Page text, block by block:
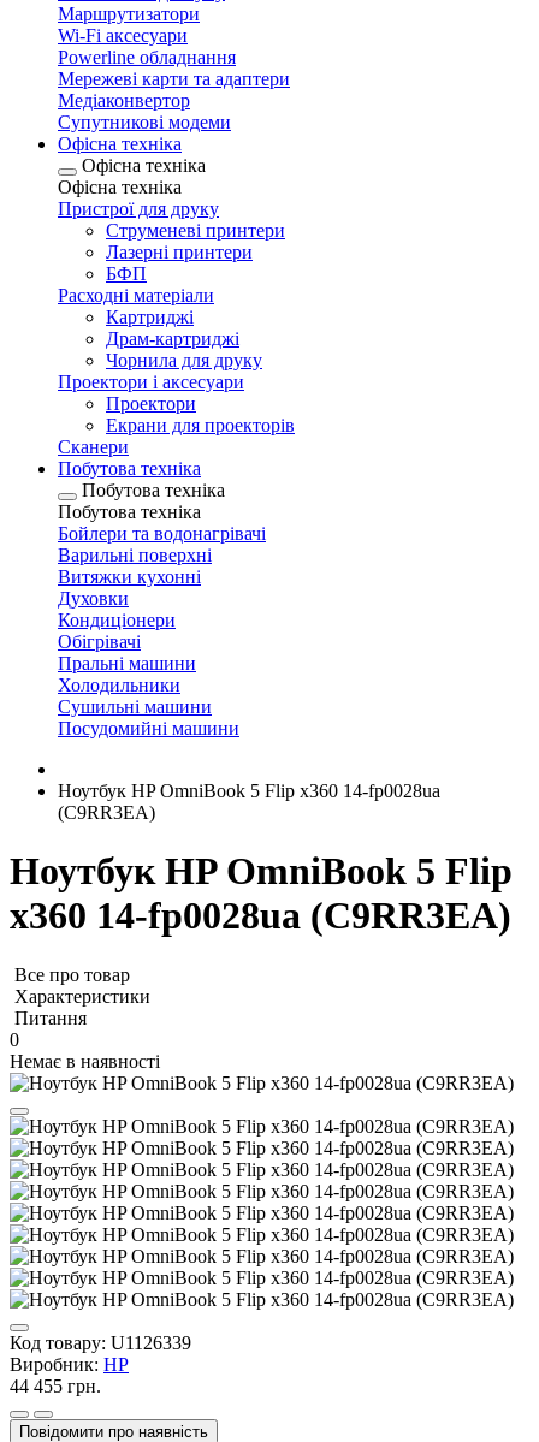
Маршрутизатори
Wi-Fi аксесуари
Рowerline обладнання
Мережеві карти та адаптери
Медіаконвертор
Супутникові модеми
Офісна техніка
Офісна техніка
Офісна техніка
Пристрої для друку
Струменеві принтери
Лазерні принтери
БФП
Расходні матеріали
Картриджі
Драм-картриджі
Чорнила для друку
Проектори і аксесуари
Проектори
Екрани для проекторів
Сканери
Побутова техніка
Побутова техніка
Побутова техніка
Бойлери та водонагрівачі
Варильні поверхні
Витяжки кухонні
Духовки
Кондиціонери
Обігрівачі
Пральні машини
Холодильники
Сушильні машини
Посудомийні машини
Ноутбук HP OmniBook 5 Flip x360 14-fp0028ua
(C9RR3EA)
Ноутбук HP OmniBook 5 Flip
x360 14-fp0028ua (C9RR3EA)
Все про товар
Характеристики
Питання
0
Немає в наявності
Код товару: U1126339
Виробник: HP
44 455 грн.
Повідомити про наявність